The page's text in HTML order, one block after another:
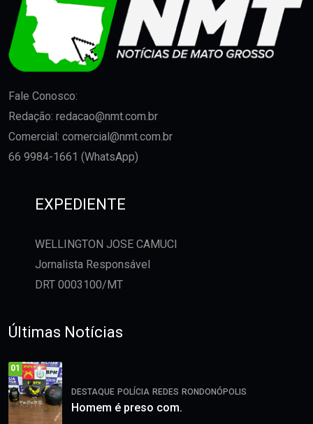
Fale Conosco:
Redação: redacao@nmt.com.br
Comercial: comercial@nmt.com.br
66 9984-1661 (WhatsApp)
EXPEDIENTE
WELLINGTON JOSE CAMUCI
Jornalista Responsável
DRT 0003100/MT
Últimas Notícias
01
DESTAQUE POLÍCIA REDES RONDONÓPOLIS
Homem é preso com.